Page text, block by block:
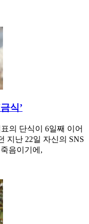
식’
의 단식이 6일째 이어
지난 22일 자신의 SNS
음이기에,